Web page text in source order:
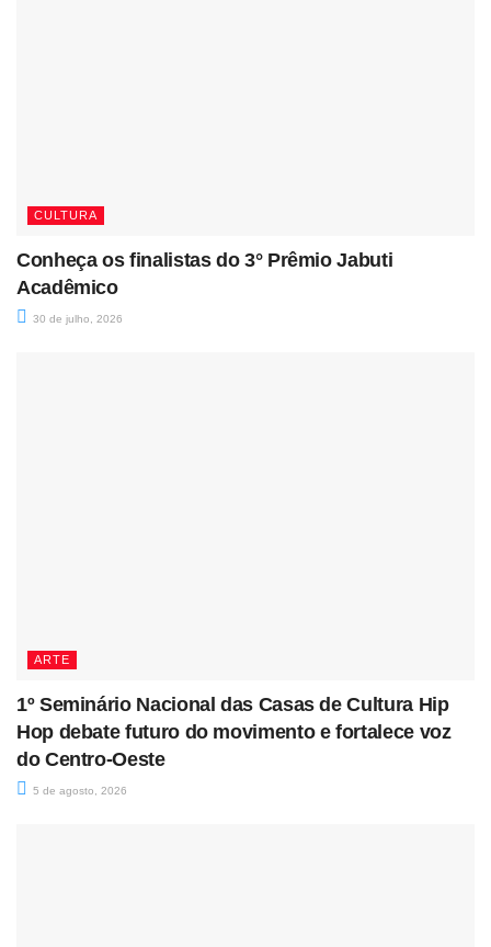
CULTURA
Conheça os finalistas do 3° Prêmio Jabuti
Acadêmico
30 de julho, 2026
ARTE
1º Seminário Nacional das Casas de Cultura Hip
Hop debate futuro do movimento e fortalece voz
do Centro-Oeste
5 de agosto, 2026